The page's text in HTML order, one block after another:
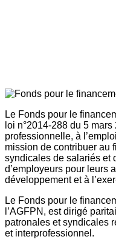
Le Fonds pour le
loi n°2014-288 du 5
professionnelle, à
mission de contribuer au
syndicales de salariés et
d’employeurs pour leurs
développement et à
Le Fonds pour le
l’AGFPN, est dirigé
patronales et syndicales
et interprofessionnel.